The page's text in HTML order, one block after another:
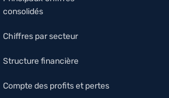
consolidés
Chiffres par secteur
Structure financière
Compte des profits et pertes